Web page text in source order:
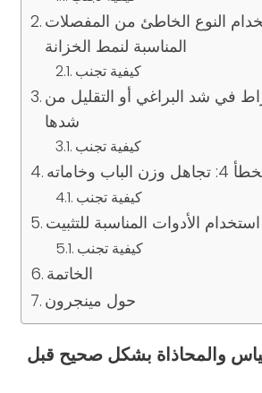
2: استخدام النوع الخاطئ من المفصلات
المناسبة لنمط الخزانة
كيفية تجنب
الإفراط في شد البراغي أو التقليل من
شدها
كيفية تجنب
وزن الباب وخاماته
كيفية تجنب
كيفية تجنب
الخاتمة
حول مينجرون
القياس والمحاذاة بشكل صحيح قبل